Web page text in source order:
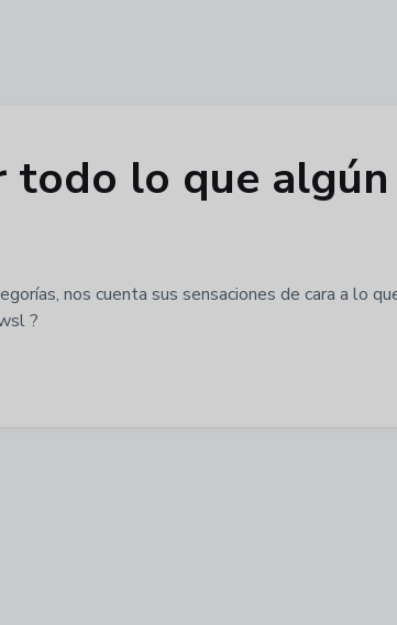
lo que algún
nos cuenta sus sensaciones de cara a lo
?